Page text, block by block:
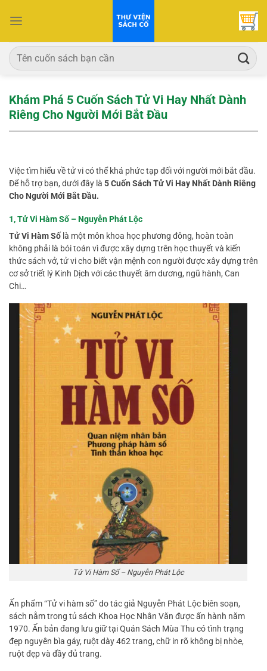
qua
dung
Tìm
kiếm:
Khám Phá 5 Cuốn Sách Tử Vi Hay Nhất Dành
Riêng Cho Người Mới Bắt Đầu
Việc tìm hiểu về tử vi có thể khá phức tạp đối với người mới bắt đầu.
Để hỗ trợ bạn, dưới đây là 5 Cuốn Sách Tử Vi Hay Nhất Dành Riêng
Cho Người Mới Bắt Đầu.
1, Tử Vi Hàm Số – Nguyễn Phát Lộc
Tử Vi Hàm Số là một môn khoa học phương đông, hoàn toàn
không phải là bói toán vì được xây dựng trên học thuyết và kiến
thức sách vở, tử vi cho biết vận mệnh con người được xây dựng trên
cơ sở triết lý Kinh Dịch với các thuyết âm dương, ngũ hành, Can
Chi…
Tử Vi Hàm Số – Nguyễn Phát Lộc
Ấn phẩm “Tử vi hàm số” do tác giả Nguyễn Phát Lộc biên soạn,
sách nằm trong tủ sách Khoa Học Nhân Văn được ấn hành năm
1970. Ấn bản đang lưu giữ tại Quán Sách Mùa Thu có tình trạng
đẹp nguyên bìa gáy, ruột dày 462 trang, chữ in rõ không bị nhòe,
ruột đẹp và đầy đủ trang.